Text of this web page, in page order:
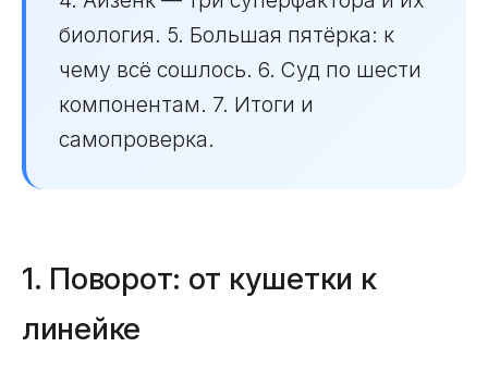
биология. 5. Большая пятёрка: к
чему всё сошлось. 6. Суд по шести
компонентам. 7. Итоги и
самопроверка.
1. Поворот: от кушетки к
линейке